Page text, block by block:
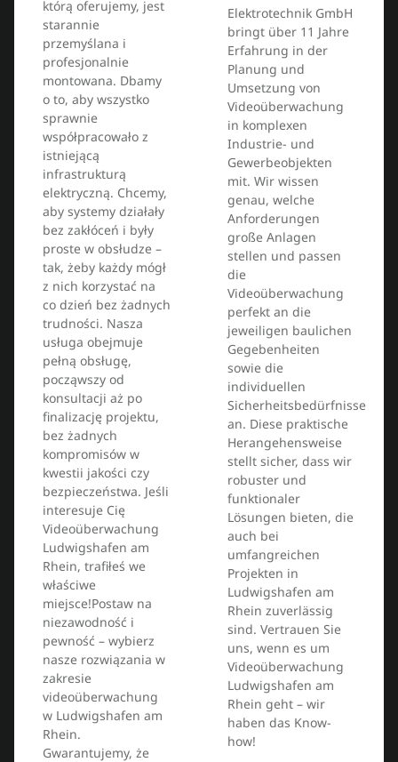
Elektrotechnik GmbH
bringt über 11 Jahre
Erfahrung in der
Planung und
Umsetzung von
Videoüberwachung
in komplexen
Industrie- und
Gewerbeobjekten
mit. Wir wissen
genau, welche
Anforderungen
große Anlagen
stellen und passen
die
Videoüberwachung
perfekt an die
jeweiligen baulichen
Gegebenheiten
sowie die
individuellen
Sicherheitsbedürfnisse
an. Diese praktische
Herangehensweise
stellt sicher, dass wir
robuster und
funktionaler
Lösungen bieten, die
auch bei
umfangreichen
Projekten in
Ludwigshafen am
Rhein zuverlässig
sind. Vertrauen Sie
uns, wenn es um
Videoüberwachung
Ludwigshafen am
Rhein geht – wir
haben das Know-
how!
którą oferujemy, jest
starannie
przemyślana i
profesjonalnie
montowana. Dbamy
o to, aby wszystko
sprawnie
współpracowało z
istniejącą
infrastrukturą
elektryczną. Chcemy,
aby systemy działały
bez zakłóceń i były
proste w obsłudze –
tak, żeby każdy mógł
z nich korzystać na
co dzień bez żadnych
trudności. Nasza
usługa obejmuje
pełną obsługę,
począwszy od
konsultacji aż po
finalizację projektu,
bez żadnych
kompromisów w
kwestii jakości czy
bezpieczeństwa. Jeśli
interesuje Cię
Videoüberwachung
Ludwigshafen am
Rhein, trafiłeś we
właściwe
miejsce!Postaw na
niezawodność i
pewność – wybierz
nasze rozwiązania w
zakresie
videoüberwachung
w Ludwigshafen am
Rhein.
Gwarantujemy, że